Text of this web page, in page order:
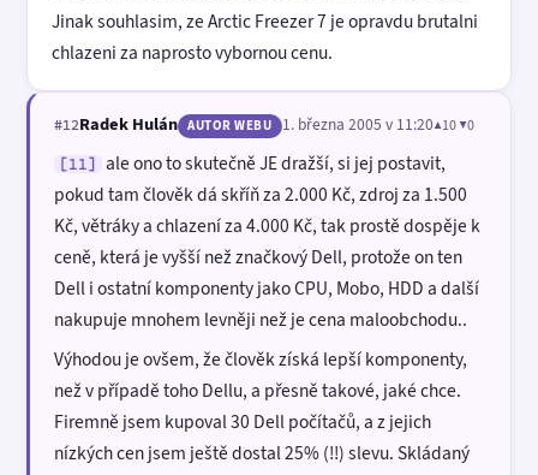
Jinak souhlasim, ze Arctic Freezer 7 je opravdu brutalni
chlazeni za naprosto vybornou cenu.
#12Radek Hulán AUTOR WEBU 1. března 2005 v 11:20▲10 ▼0
[11]
ale ono to skutečně JE dražší, si jej postavit,
pokud tam člověk dá skříň za 2.000 Kč, zdroj za 1.500
Kč, větráky a chlazení za 4.000 Kč, tak prostě dospěje k
ceně, která je vyšší než značkový Dell, protože on ten
Dell i ostatní komponenty jako CPU, Mobo, HDD a další
nakupuje mnohem levněji než je cena maloobchodu..
Výhodou je ovšem, že člověk získá lepší komponenty,
než v případě toho Dellu, a přesně takové, jaké chce.
Firemně jsem kupoval 30 Dell počítačů, a z jejich
nízkých cen jsem ještě dostal 25% (!!) slevu. Skládaný